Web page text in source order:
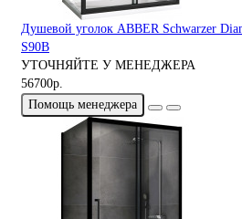
Душевой уголок ABBER Schwarzer
S90B
УТОЧНЯЙТЕ У МЕНЕДЖЕРА
56700р.
Помощь менеджера